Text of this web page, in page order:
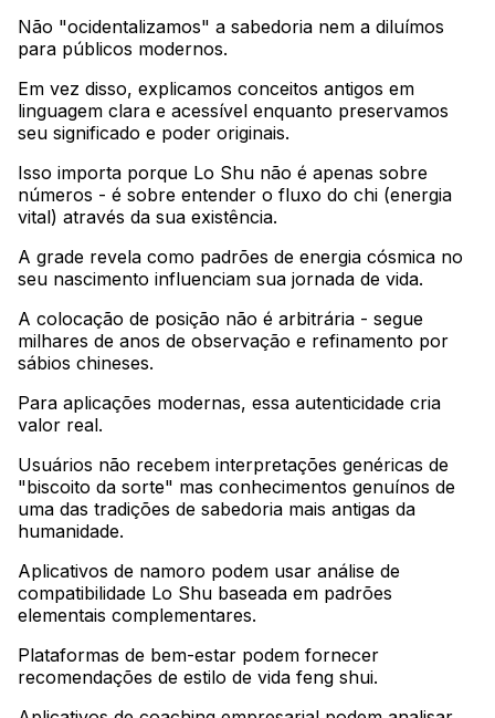
Não "ocidentalizamos" a sabedoria nem a diluímos
para públicos modernos.
Em vez disso, explicamos conceitos antigos em
linguagem clara e acessível enquanto preservamos
seu significado e poder originais.
Isso importa porque Lo Shu não é apenas sobre
números - é sobre entender o fluxo do chi (energia
vital) através da sua existência.
A grade revela como padrões de energia cósmica no
seu nascimento influenciam sua jornada de vida.
A colocação de posição não é arbitrária - segue
milhares de anos de observação e refinamento por
sábios chineses.
Para aplicações modernas, essa autenticidade cria
valor real.
Usuários não recebem interpretações genéricas de
"biscoito da sorte" mas conhecimentos genuínos de
uma das tradições de sabedoria mais antigas da
humanidade.
Aplicativos de namoro podem usar análise de
compatibilidade Lo Shu baseada em padrões
elementais complementares.
Plataformas de bem-estar podem fornecer
recomendações de estilo de vida feng shui.